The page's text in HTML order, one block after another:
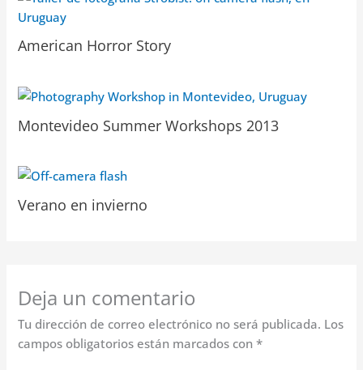
American Horror Story
Montevideo Summer Workshops 2013
Verano en invierno
Deja un comentario
Tu dirección de correo electrónico no será publicada. Los
campos obligatorios están marcados con*